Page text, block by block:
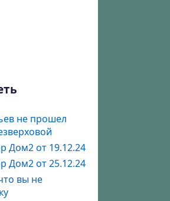
не прошел
Дом2 от 19.12.24
Дом2 от 25.12.24
вы не